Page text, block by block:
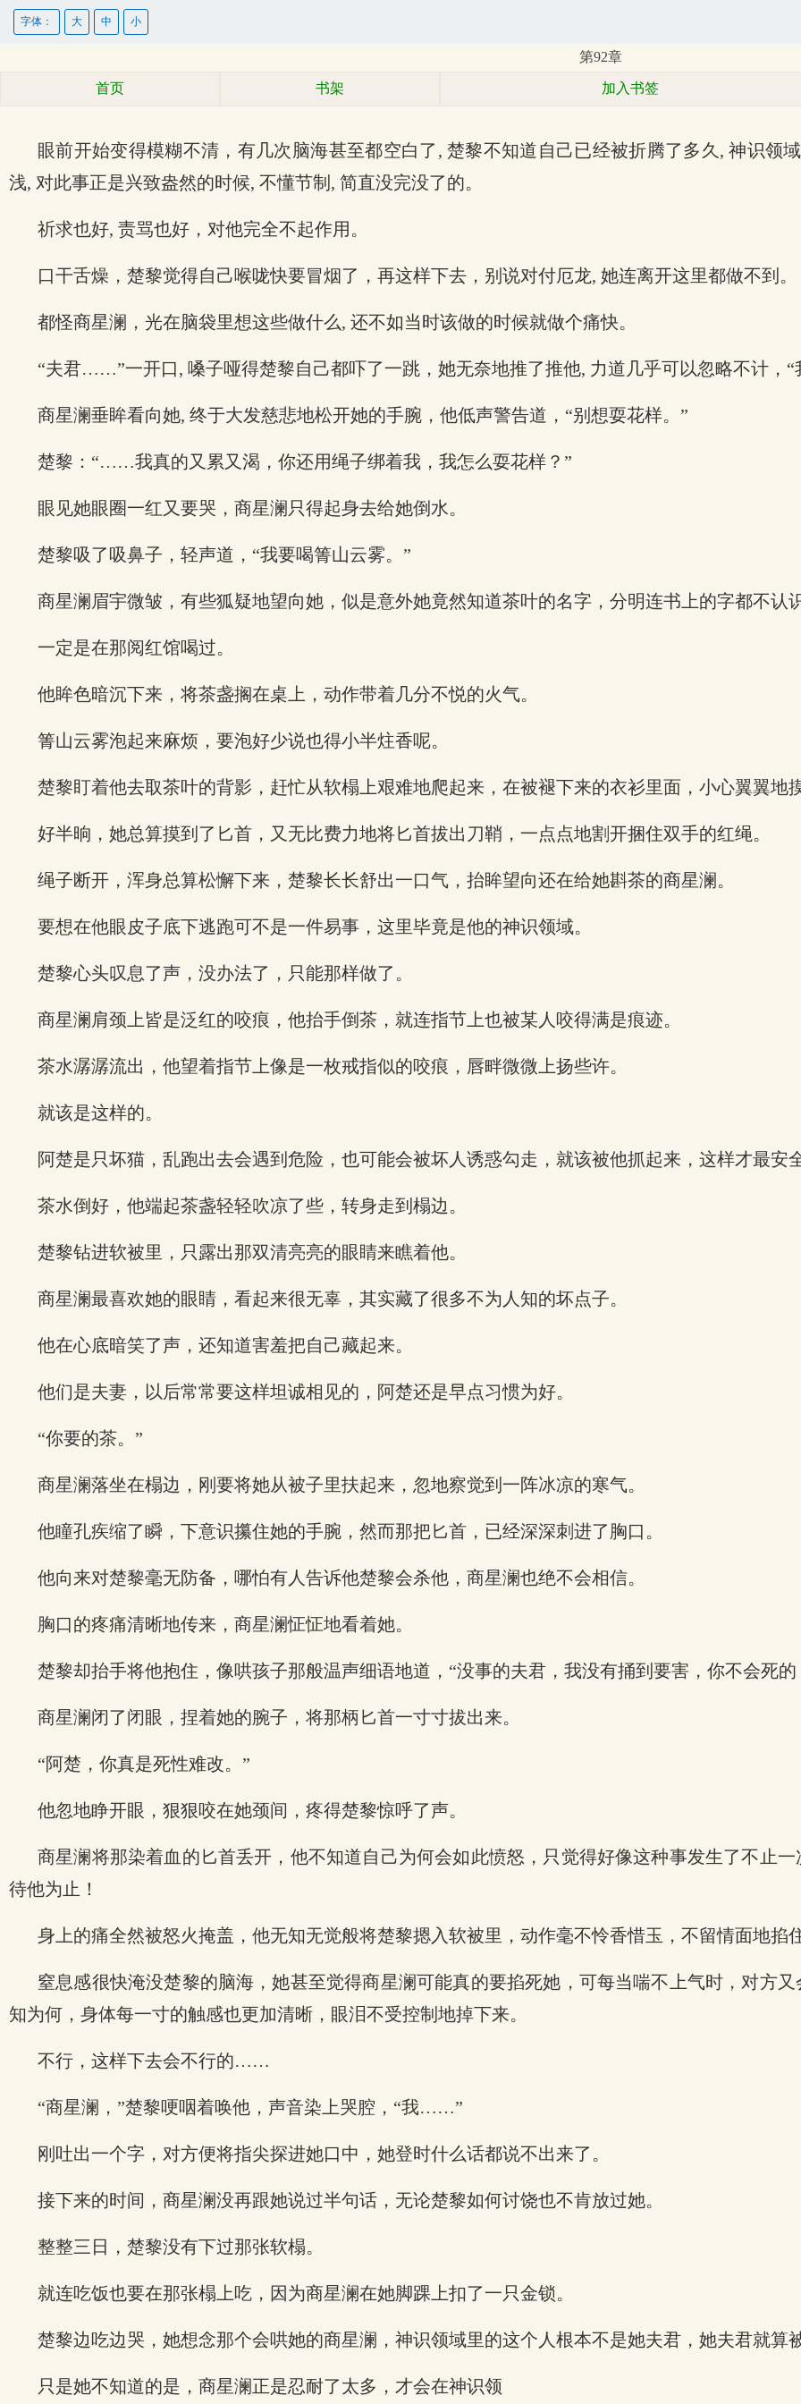
字体： 大 中 小
第92章
首页 书架 加入书签
眼前开始变得模糊不清，有几次脑海甚至都空白了, 楚黎不知道自己已经被折腾了多久, 神识领
浅, 对此事正是兴致盎然的时候, 不懂节制, 简直没完没了的。
祈求也好, 责骂也好，对他完全不起作用。
口干舌燥，楚黎觉得自己喉咙快要冒烟了，再这样下去，别说对付厄龙, 她连离开这里都做不到。
都怪商星澜，光在脑袋里想这些做什么, 还不如当时该做的时候就做个痛快。
“夫君……”一开口, 嗓子哑得楚黎自己都吓了一跳，她无奈地推了推他, 力道几乎可以忽略不计，“
商星澜垂眸看向她, 终于大发慈悲地松开她的手腕，他低声警告道，“别想耍花样。”
楚黎：“……我真的又累又渴，你还用绳子绑着我，我怎么耍花样？”
眼见她眼圈一红又要哭，商星澜只得起身去给她倒水。
楚黎吸了吸鼻子，轻声道，“我要喝箐山云雾。”
商星澜眉宇微皱，有些狐疑地望向她，似是意外她竟然知道茶叶的名字，分明连书上的字都不认
一定是在那阅红馆喝过。
他眸色暗沉下来，将茶盏搁在桌上，动作带着几分不悦的火气。
箐山云雾泡起来麻烦，要泡好少说也得小半炷香呢。
楚黎盯着他去取茶叶的背影，赶忙从软榻上艰难地爬起来，在被褪下来的衣衫里面，小心翼翼地
好半晌，她总算摸到了匕首，又无比费力地将匕首拔出刀鞘，一点点地割开捆住双手的红绳。
绳子断开，浑身总算松懈下来，楚黎长长舒出一口气，抬眸望向还在给她斟茶的商星澜。
要想在他眼皮子底下逃跑可不是一件易事，这里毕竟是他的神识领域。
楚黎心头叹息了声，没办法了，只能那样做了。
商星澜肩颈上皆是泛红的咬痕，他抬手倒茶，就连指节上也被某人咬得满是痕迹。
茶水潺潺流出，他望着指节上像是一枚戒指似的咬痕，唇畔微微上扬些许。
就该是这样的。
阿楚是只坏猫，乱跑出去会遇到危险，也可能会被坏人诱惑勾走，就该被他抓起来，这样才最安
茶水倒好，他端起茶盏轻轻吹凉了些，转身走到榻边。
楚黎钻进软被里，只露出那双清亮亮的眼睛来瞧着他。
商星澜最喜欢她的眼睛，看起来很无辜，其实藏了很多不为人知的坏点子。
他在心底暗笑了声，还知道害羞把自己藏起来。
他们是夫妻，以后常常要这样坦诚相见的，阿楚还是早点习惯为好。
“你要的茶。”
商星澜落坐在榻边，刚要将她从被子里扶起来，忽地察觉到一阵冰凉的寒气。
他瞳孔疾缩了瞬，下意识攥住她的手腕，然而那把匕首，已经深深刺进了胸口。
他向来对楚黎毫无防备，哪怕有人告诉他楚黎会杀他，商星澜也绝不会相信。
胸口的疼痛清晰地传来，商星澜怔怔地看着她。
楚黎却抬手将他抱住，像哄孩子那般温声细语地道，“没事的夫君，我没有捅到要害，你不会死
商星澜闭了闭眼，捏着她的腕子，将那柄匕首一寸寸拔出来。
“阿楚，你真是死性难改。”
他忽地睁开眼，狠狠咬在她颈间，疼得楚黎惊呼了声。
商星澜将那染着血的匕首丢开，他不知道自己为何会如此愤怒，只觉得好像这种事发生了不止
待他为止！
身上的痛全然被怒火掩盖，他无知无觉般将楚黎摁入软被里，动作毫不怜香惜玉，不留情面地掐
窒息感很快淹没楚黎的脑海，她甚至觉得商星澜可能真的要掐死她，可每当喘不上气时，对方
知为何，身体每一寸的触感也更加清晰，眼泪不受控制地掉下来。
不行，这样下去会不行的……
“商星澜，”楚黎哽咽着唤他，声音染上哭腔，“我……”
刚吐出一个字，对方便将指尖探进她口中，她登时什么话都说不出来了。
接下来的时间，商星澜没再跟她说过半句话，无论楚黎如何讨饶也不肯放过她。
整整三日，楚黎没有下过那张软榻。
就连吃饭也要在那张榻上吃，因为商星澜在她脚踝上扣了一只金锁。
楚黎边吃边哭，她想念那个会哄她的商星澜，神识领域里的这个人根本不是她夫君，她夫君就
只是她不知道的是，商星澜正是忍耐了太多，才会在神识领